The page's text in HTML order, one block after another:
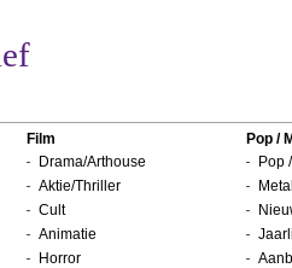
Film
Drama/Arthouse
Aktie/Thriller
Cult
Animatie
Horror
Pop /
Pop